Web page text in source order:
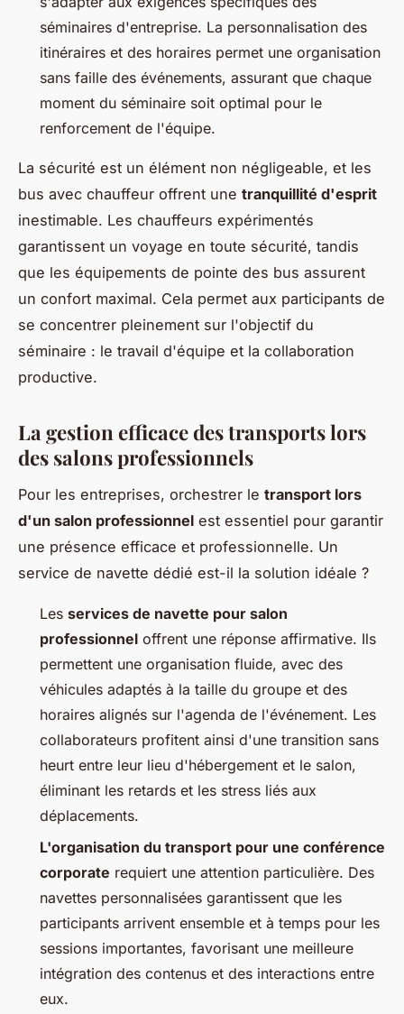
séminaires d'entreprise. La personnalisation des
itinéraires et des horaires permet une organisation
sans faille des événements, assurant que chaque
moment du séminaire soit optimal pour le
renforcement de l'équipe.
La sécurité est un élément non négligeable, et les
bus avec chauffeur offrent une tranquillité d'esprit
inestimable. Les chauffeurs expérimentés
garantissent un voyage en toute sécurité, tandis
que les équipements de pointe des bus assurent
un confort maximal. Cela permet aux participants de
se concentrer pleinement sur l'objectif du
séminaire : le travail d'équipe et la collaboration
productive.
La gestion efficace des transports lors
des salons professionnels
Pour les entreprises, orchestrer le transport lors
d'un salon professionnel est essentiel pour garantir
une présence efficace et professionnelle. Un
service de navette dédié est-il la solution idéale ?
Les services de navette pour salon
professionnel offrent une réponse affirmative. Ils
permettent une organisation fluide, avec des
véhicules adaptés à la taille du groupe et des
horaires alignés sur l'agenda de l'événement. Les
collaborateurs profitent ainsi d'une transition sans
heurt entre leur lieu d'hébergement et le salon,
éliminant les retards et les stress liés aux
déplacements.
L'organisation du transport pour une conférence
corporate requiert une attention particulière. Des
navettes personnalisées garantissent que les
participants arrivent ensemble et à temps pour les
sessions importantes, favorisant une meilleure
intégration des contenus et des interactions entre
eux.